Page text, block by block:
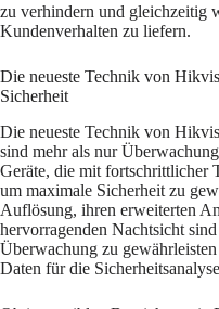
zu verhindern und gleichzeitig
Kundenverhalten zu liefern.
Die neueste Technik von
Sicherheit
Die neueste Technik von
sind mehr als nur
Geräte, die mit fortschrittlicher
um maximale Sicherheit zu
Auflösung, ihren erweiterten
hervorragenden Nachtsicht
Überwachung zu
Daten für die